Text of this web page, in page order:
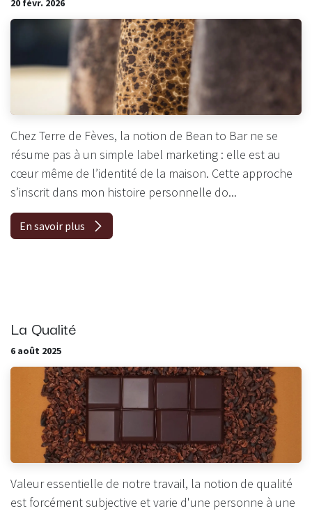
20 févr. 2026
Chez Terre de Fèves, la notion de Bean to Bar ne se
résume pas à un simple label marketing : elle est au
cœur même de l’identité de la maison. Cette approche
s’inscrit dans mon histoire personnelle do...
En savoir plus
La Qualité
6 août 2025
Valeur essentielle de notre travail, la notion de qualité
est forcément subjective et varie d'une personne à une